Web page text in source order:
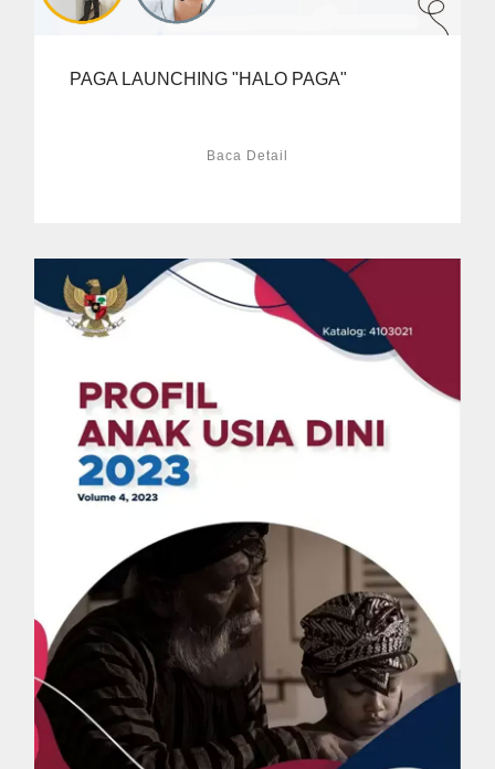
PAGA LAUNCHING "HALO PAGA"
Baca Detail